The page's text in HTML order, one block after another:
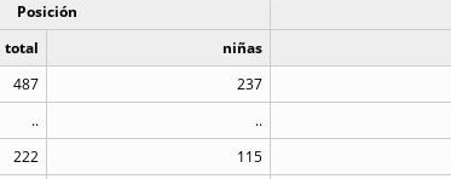
Posición
total niñas
487 237
.. ..
222 115